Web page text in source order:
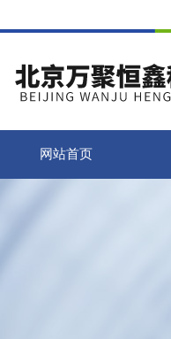
网站首页